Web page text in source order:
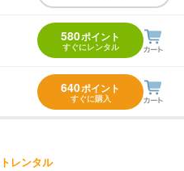
580ポイント
すぐにレンタル
640ポイント
すぐに購入
レンタル